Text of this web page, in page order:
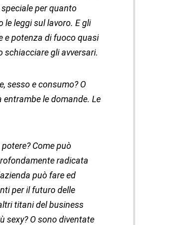
per quanto
leggi sul lavoro. E gli
e potenza di fuoco quasi
schiacciare gli avversari.
sesso e consumo? O
entrambe le domande. Le
Come può
radicata
può fare ed
per il futuro delle
titani del business
sexy? O sono diventate